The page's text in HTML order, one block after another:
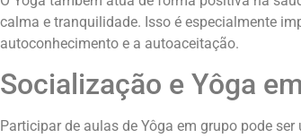
calma e tranquilidade. Isso é especialmente
autoconhecimento e a autoaceitação.
Socialização e Yôga
Participar de aulas de Yôga em grupo pode